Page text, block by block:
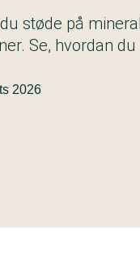
støde på
Se, hvordan du
2026